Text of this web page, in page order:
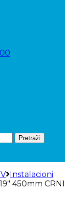
Pretraži
Instalacioni
450mm CRNI